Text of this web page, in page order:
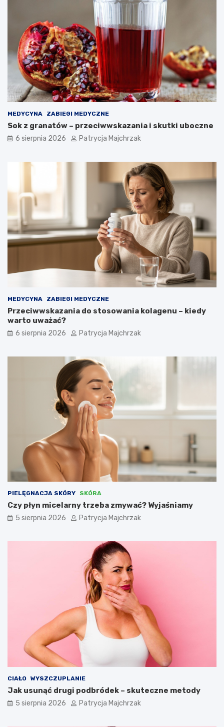
MEDYCYNA ZABIEGI MEDYCZNE
Sok z granatów – przeciwwskazania i skutki uboczne
6 sierpnia 2026 Patrycja Majchrzak
MEDYCYNA ZABIEGI MEDYCZNE
Przeciwwskazania do stosowania kolagenu – kiedy
warto uważać?
6 sierpnia 2026 Patrycja Majchrzak
PIELĘGNACJA SKÓRY SKÓRA
Czy płyn micelarny trzeba zmywać? Wyjaśniamy
5 sierpnia 2026 Patrycja Majchrzak
CIAŁO WYSZCZUPLANIE
Jak usunąć drugi podbródek – skuteczne metody
5 sierpnia 2026 Patrycja Majchrzak